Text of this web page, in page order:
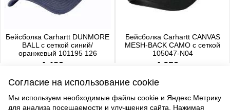
Бейсболка Carhartt DUNMORE
BALL с сеткой синий/
оранжевый 101195 126
4 480 р.
Бейсболка Carhartt CANVAS
MESH-BACK CAMO с сеткой
105047-N04
4 650 р.
Согласие на использование cookie
Мы используем необходимые файлы cookie и Яндекс.Метрику
для анализа посещаемости и улучшения сайта. Нажимая